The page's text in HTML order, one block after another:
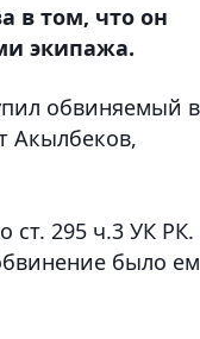
в том, что он
экипажа.
обвиняемый в
Акылбеков,
ст. 295 ч.3 УК РК.
было